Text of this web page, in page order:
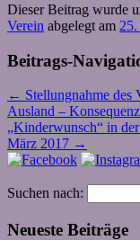
Dieser Beitrag wurde
Verein abgelegt am
Beitrags-
← Stellungnahme des
Ausland –
„Kinderwunsch“ in
März 2017 →
Suchen nach:
Neueste Beiträge